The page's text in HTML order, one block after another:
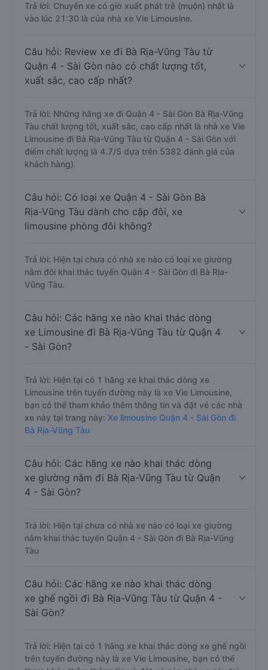
Trả lời: Chuyến xe có giờ xuất phát trễ (muộn) nhất là
vào lúc 21:30 là của nhà xe Vie Limousine.
Câu hỏi: Review xe đi Bà Rịa-Vũng Tàu từ
Quận 4 - Sài Gòn nào có chất lượng tốt,
xuất sắc, cao cấp nhất?
Trả lời: Những hãng xe đi Quận 4 - Sài Gòn Bà Rịa-Vũng
Tàu chất lượng tốt, xuất sắc, cao cấp nhất là nhà xe Vie
Limousine đi Bà Rịa-Vũng Tàu từ Quận 4 - Sài Gòn với
điểm chất lượng là 4.7/5 dựa trên 5382 đánh giá của
khách hàng).
Câu hỏi: Có loại xe Quận 4 - Sài Gòn Bà
Rịa-Vũng Tàu dành cho cặp đôi, xe
limousine phòng đôi không?
Trả lời: Hiện tại chưa có nhà xe nào có loại xe giường
nằm đôi khai thác tuyến Quận 4 - Sài Gòn đi Bà Rịa-
Vũng Tàu.
Câu hỏi: Các hãng xe nào khai thác dòng
xe Limousine đi Bà Rịa-Vũng Tàu từ Quận 4
- Sài Gòn?
Trả lời: Hiện tại có 1 hãng xe khai thác dòng xe
Limousine trên tuyến đường này là xe Vie Limousine,
bạn có thể tham khảo thêm thông tin và đặt vé các nhà
xe này tại trang này: Xe limousine Quận 4 - Sài Gòn đi
Bà Rịa-Vũng Tàu
Câu hỏi: Các hãng xe nào khai thác dòng
xe giường nằm đi Bà Rịa-Vũng Tàu từ Quận
4 - Sài Gòn?
Trả lời: Hiện tại chưa có nhà xe nào có loại xe giường
nằm khai thác tuyến Quận 4 - Sài Gòn đi Bà Rịa-Vũng
Tàu
Câu hỏi: Các hãng xe nào khai thác dòng
xe ghế ngồi đi Bà Rịa-Vũng Tàu từ Quận 4 -
Sài Gòn?
Trả lời: Hiện tại có 1 hãng xe khai thác dòng xe ghế ngồi
trên tuyến đường này là xe Vie Limousine, bạn có thể